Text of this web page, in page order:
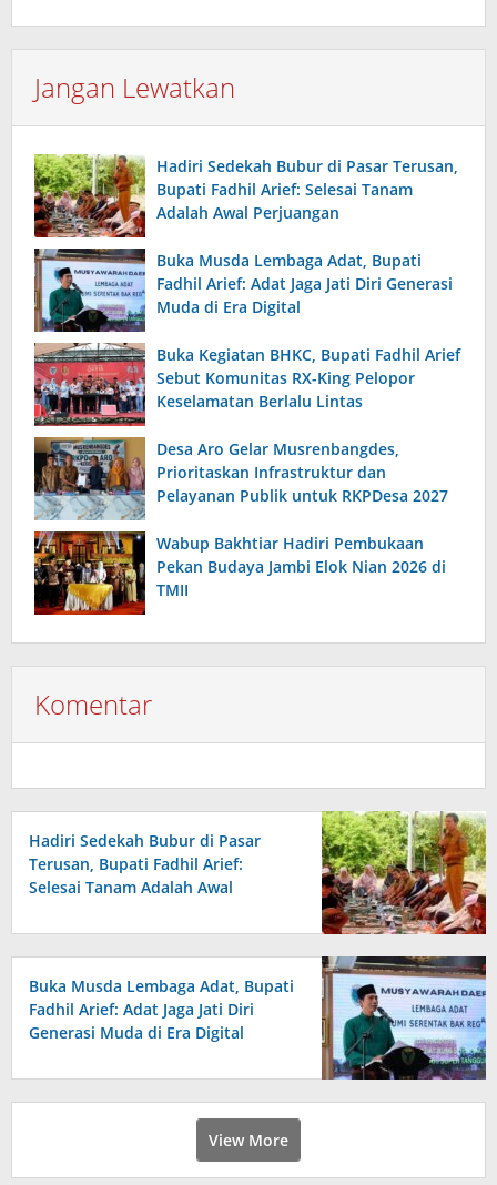
Jangan Lewatkan
Hadiri Sedekah Bubur di Pasar Terusan,
Bupati Fadhil Arief: Selesai Tanam
Adalah Awal Perjuangan
Buka Musda Lembaga Adat, Bupati
Fadhil Arief: Adat Jaga Jati Diri Generasi
Muda di Era Digital
Buka Kegiatan BHKC, Bupati Fadhil Arief
Sebut Komunitas RX-King Pelopor
Keselamatan Berlalu Lintas
Desa Aro Gelar Musrenbangdes,
Prioritaskan Infrastruktur dan
Pelayanan Publik untuk RKPDesa 2027
Wabup Bakhtiar Hadiri Pembukaan
Pekan Budaya Jambi Elok Nian 2026 di
TMII
Komentar
Hadiri Sedekah Bubur di Pasar
Terusan, Bupati Fadhil Arief:
Selesai Tanam Adalah Awal
Buka Musda Lembaga Adat, Bupati
Fadhil Arief: Adat Jaga Jati Diri
Generasi Muda di Era Digital
View More